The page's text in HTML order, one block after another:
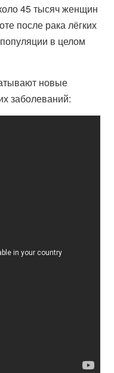
45 тысяч женщин
после рака лёгких
в целом
новые
заболеваний: